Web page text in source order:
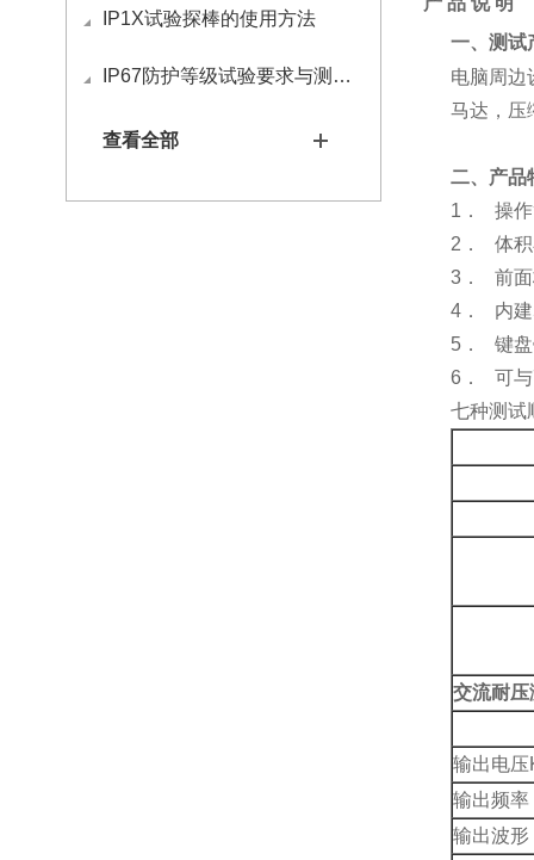
IP1X试验探棒的使用方法
IP67防护等级试验要求与测试方法
查看全部
一、 测试
电脑周边
马达，压
二、 产品
1． 操作
2． 体积
3． 前面
4． 内建
5． 键盘
6． 可与
七种测
交流耐压
输出电压
输出频率
输出波形